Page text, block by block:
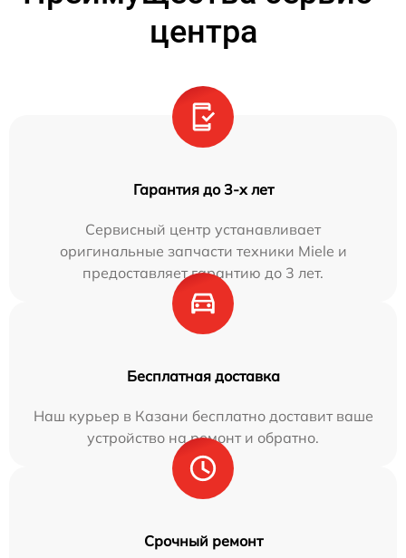
центра
Гарантия до 3-х лет
Сервисный центр устанавливает
оригинальные запчасти техники Miele и
предоставляет гарантию до 3 лет.
Бесплатная доставка
Наш курьер в Казани бесплатно доставит ваше
устройство на ремонт и обратно.
Срочный ремонт